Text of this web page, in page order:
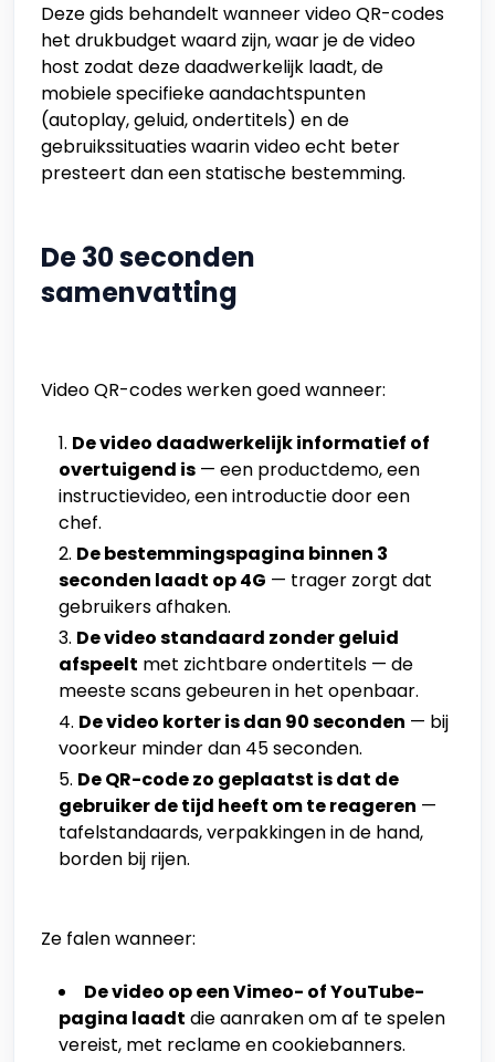
Deze gids behandelt wanneer video QR-codes
het drukbudget waard zijn, waar je de video
host zodat deze daadwerkelijk laadt, de
mobiele specifieke aandachtspunten
(autoplay, geluid, ondertitels) en de
gebruikssituaties waarin video echt beter
presteert dan een statische bestemming.
De 30 seconden
samenvatting
Video QR-codes werken goed wanneer:
De video daadwerkelijk informatief of
overtuigend is — een productdemo, een
instructievideo, een introductie door een
chef.
De bestemmingspagina binnen 3
seconden laadt op 4G — trager zorgt dat
gebruikers afhaken.
De video standaard zonder geluid
afspeelt met zichtbare ondertitels — de
meeste scans gebeuren in het openbaar.
De video korter is dan 90 seconden — bij
voorkeur minder dan 45 seconden.
De QR-code zo geplaatst is dat de
gebruiker de tijd heeft om te reageren —
tafelstandaards, verpakkingen in de hand,
borden bij rijen.
Ze falen wanneer:
De video op een Vimeo- of YouTube-
pagina laadt die aanraken om af te spelen
vereist, met reclame en cookiebanners.